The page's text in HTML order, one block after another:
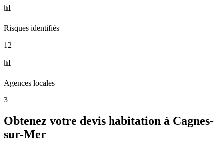
📊
Risques identifiés
12
📊
Agences locales
3
Obtenez votre devis habitation à Cagnes-
sur-Mer